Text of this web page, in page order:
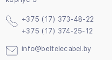
+375 (17) 373-48-22
+375 (17) 374-25-12
info@beltelecabel.by